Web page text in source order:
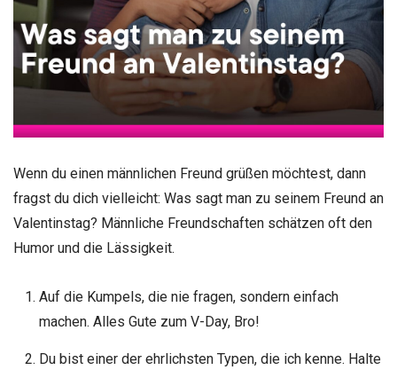
Wenn du einen männlichen Freund grüßen möchtest, dann
fragst du dich vielleicht: Was sagt man zu seinem Freund an
Valentinstag? Männliche Freundschaften schätzen oft den
Humor und die Lässigkeit.
Auf die Kumpels, die nie fragen, sondern einfach
machen. Alles Gute zum V-Day, Bro!
Du bist einer der ehrlichsten Typen, die ich kenne. Halte